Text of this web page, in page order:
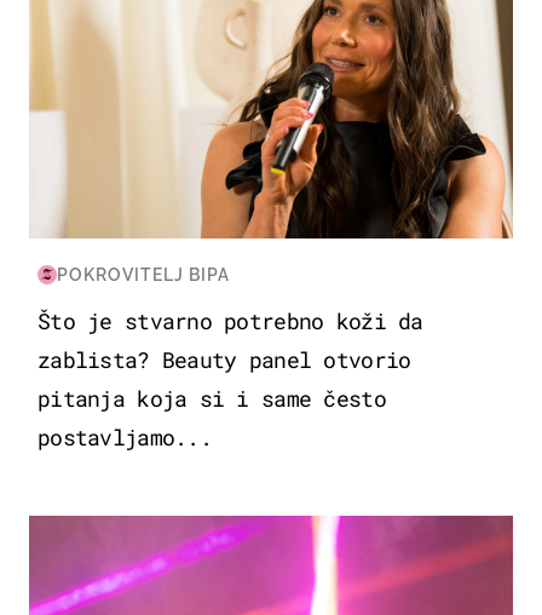
POKROVITELJ BIPA
Što je stvarno potrebno koži da
zablista? Beauty panel otvorio
pitanja koja si i same često
postavljamo...
KULTURA & ZABAVA